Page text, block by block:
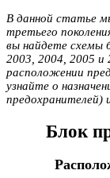
В данной статье
третьего
вы найдете схемы
2003, 2004, 2005 и
расположении
узнайте о
предохранителей)
Блок